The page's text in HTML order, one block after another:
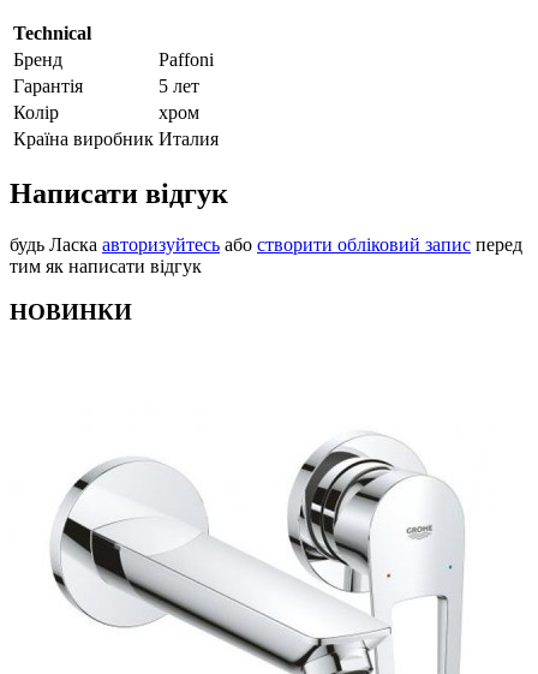
Technical
Бренд
Paffoni
Гарантія
5 лет
Колір
хром
Країна виробник Италия
Написати відгук
будь Ласка авторизуйтесь або створити обліковий запис перед
тим як написати відгук
НОВИНКИ